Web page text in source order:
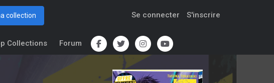
collection Se connecter S'inscrire
Collections Forum